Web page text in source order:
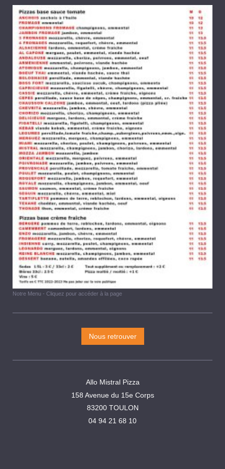
Notre Menu - Cliquez pour accéder à la page
Nous retrouver
Allo Mistral Pizza
158 Avenue du 15e Corps
83200 TOULON
04 94 21 68 10